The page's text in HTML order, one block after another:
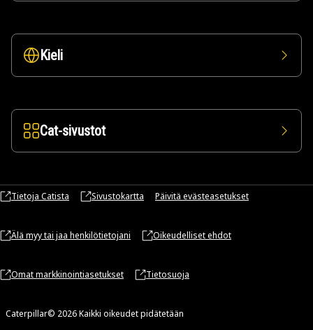
Kieli
Cat-sivustot
Tietoja Catista Sivustokartta Päivitä evästeasetukset
Älä myy tai jaa henkilötietojani Oikeudelliset ehdot
Omat markkinointiasetukset Tietosuoja
Caterpillar© 2026 Kaikki oikeudet pidätetään